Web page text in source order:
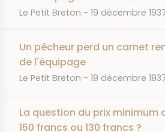
JOURNAL
Le Petit Breton DATE
19 décembre
Un pêcheur perd un carnet
de l'équipage
JOURNAL
Le Petit Breton DATE
19 décembre
La question du prix minimum
150 francs ou 130 francs ?